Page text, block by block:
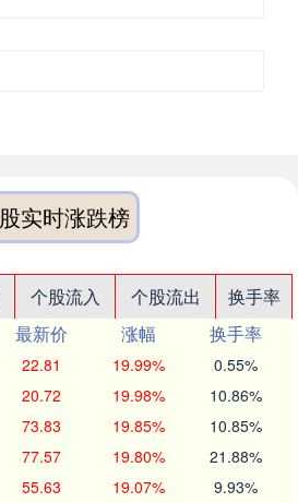
实时涨跌榜
个股流入 个股流出
换手率
最新价 涨幅
换手率
22.81 19.99% 0.55%
20.72 19.98% 10.86%
73.83 19.85% 10.85%
77.57 19.80% 21.88%
55.63 19.07% 9.93%